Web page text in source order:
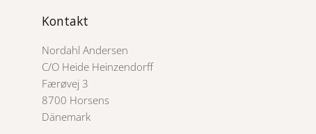
Kontakt
Nordahl Andersen
C/O Heide Heinzendorff
Færøvej 3
8700 Horsens
Dänemark